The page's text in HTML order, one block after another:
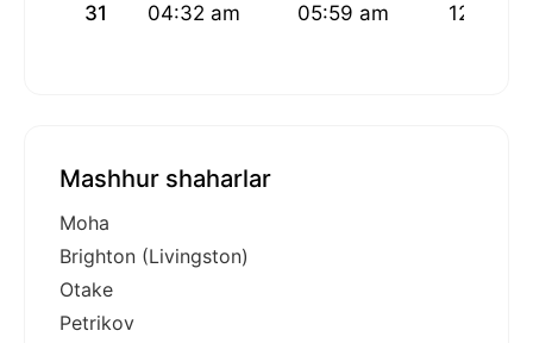
31 04:32 am 05:59 am 12:27
Mashhur shaharlar
Moha
Brighton (Livingston)
Otake
Petrikov